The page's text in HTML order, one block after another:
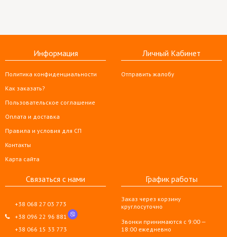
Информация
Политика конфиденциальности
Как заказать?
Пользовательское соглашение
Оплата и доставка
Правила и условия для СП
Контакты
Карта сайта
Личный Кабинет
Отправить жалобу
Связаться с нами
+38 068 27 03 773
+38 096 22 96 881
+38 066 15 33 773
График работы
Заказ через корзину
круглосуточно
Звонки принимаются с 9:00 —
18:00 ежедневно